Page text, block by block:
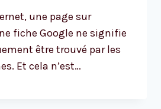
une page sur
fiche Google ne signifie
être trouvé par les
Et cela n’est…